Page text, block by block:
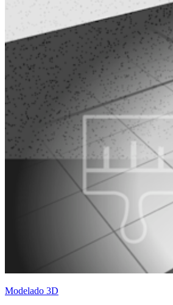
Modelado 3D